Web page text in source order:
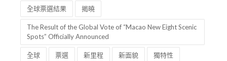
全球票選結果 揭曉
The Result of the Global Vote of “Macao New Eight Scenic
Spots” Officially Announced
全球 票選 新里程 新面貌 獨特性